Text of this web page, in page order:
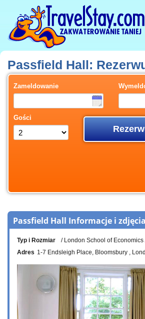
Passfield Hall:
Zameldowanie
Gości
Passfield Hall Informacje i zdjęcia
Typ i Rozmiar London School of Economics
Adres 1-7 Endsleigh Place Bloomsbury